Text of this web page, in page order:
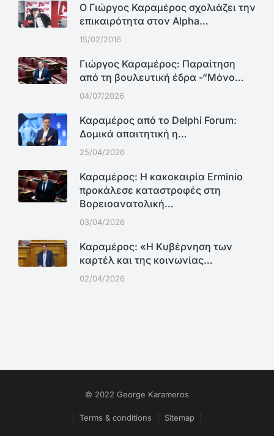
Ο Γιώργος Καραμέρος σχολιάζει την
επικαιρότητα στον Alpha…
15/02/2016
Γιώργος Καραμέρος: Παραίτηση
από τη βουλευτική έδρα -“Μόνο…
04/07/2026
Καραμέρος από το Delphi Forum:
Δομικά απαιτητική η…
25/04/2026
Καραμέρος: Η κακοκαιρία Erminio
προκάλεσε καταστροφές στη
Βορειοανατολική…
03/04/2026
Καραμέρος: «Η Κυβέρνηση των
καρτέλ και της κοινωνίας…
02/04/2026
© 2022 George Karameros
Terms & conditions Sitemap